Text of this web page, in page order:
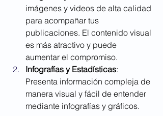
imágenes y videos de alta calidad
para acompañar tus
publicaciones. El contenido visual
es más atractivo y puede
aumentar el compromiso.
Infografías y Estadísticas:
Presenta información compleja de
manera visual y fácil de entender
mediante infografías y gráficos.